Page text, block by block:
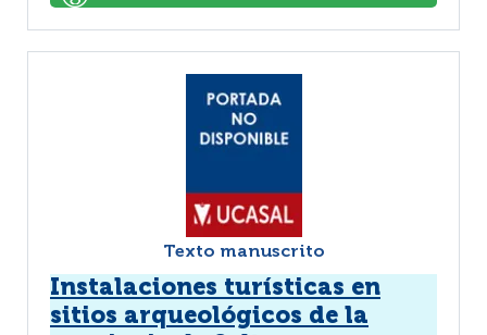
Texto manuscrito
Instalaciones turísticas en
sitios arqueológicos de la